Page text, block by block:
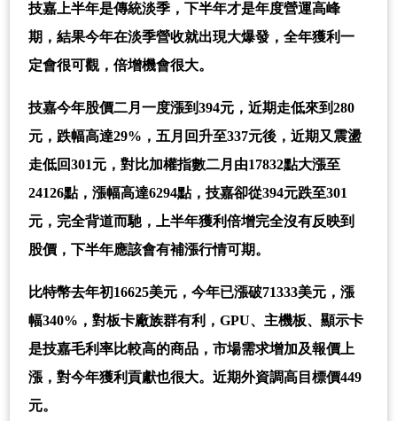
技嘉上半年是傳統淡季，下半年才是年度營運高峰
期，結果今年在淡季營收就出現大爆發，全年獲利一
定會很可觀，倍增機會很大。
技嘉今年股價二月一度漲到394元，近期走低來到280
元，跌幅高達29%，五月回升至337元後，近期又震盪
走低回301元，對比加權指數二月由17832點大漲至
24126點，漲幅高達6294點，技嘉卻從394元跌至301
元，完全背道而馳，上半年獲利倍增完全沒有反映到
股價，下半年應該會有補漲行情可期。
比特幣去年初16625美元，今年已漲破71333美元，漲
幅340%，對板卡廠族群有利，GPU、主機板、顯示卡
是技嘉毛利率比較高的商品，市場需求增加及報價上
漲，對今年獲利貢獻也很大。近期外資調高目標價449
元。